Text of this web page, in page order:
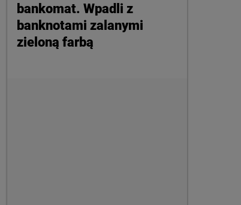
bankomat. Wpadli z
banknotami zalanymi
zieloną farbą